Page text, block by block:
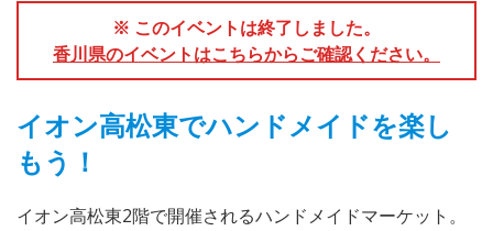
※ このイベントは終了しました。
香川県のイベントはこちらからご確認ください。
イオン高松東でハンドメイドを楽し
もう！
イオン高松東2階で開催されるハンドメイドマーケット。